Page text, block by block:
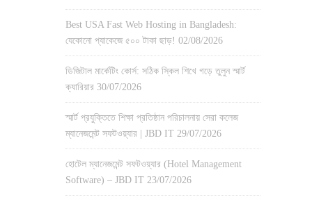
Best USA Fast Web Hosting in Bangladesh:
যেকোনো প্যাকেজে ৫০০ টাকা ছাড়! 02/08/2026
ডিজিটাল মার্কেটিং কোর্স: সঠিক স্কিল শিখে গড়ে তুলুন স্মার্ট
ক্যারিয়ার 30/07/2026
স্মার্ট প্রযুক্তিতে শিক্ষা প্রতিষ্ঠান পরিচালনায় সেরা কলেজ
ম্যানেজমেন্ট সফটওয়্যার | JBD IT 29/07/2026
হোটেল ম্যানেজমেন্ট সফটওয়্যার (Hotel Management
Software) – JBD IT 23/07/2026